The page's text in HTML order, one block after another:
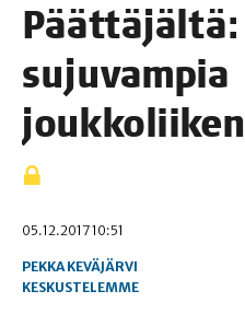
suju­vam­pia
05.12.2017 10:51
PEKKA KEVÄJÄRVI
KESKUSTELEMME